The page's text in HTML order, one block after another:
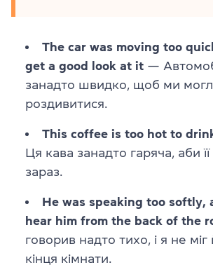
The car was moving too
get a good look at it —
занадто швидко, щоб ми
роздивитися.
This coffee is too hot to
Ця кава занадто гаряча, аби
зараз.
He was speaking too softly,
hear him from the back of the
говорив надто тихо, і я не
кінця кімнати.